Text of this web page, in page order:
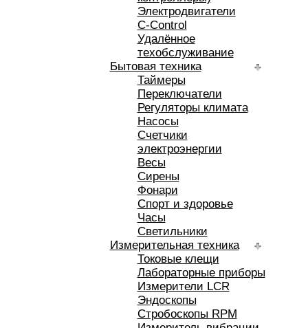
Электродвигатели
C-Control
Удалённое
техобслуживание
Бытовая техника
Таймеры
Переключатели
Регуляторы климата
Насосы
Счетчики
электроэнергии
Весы
Сирены
Фонари
Спорт и здоровье
Часы
Светильники
Измерительная техника
Токовые клещи
Лабораторные приборы
Измерители LCR
Эндоскопы
Стробоскопы RPM